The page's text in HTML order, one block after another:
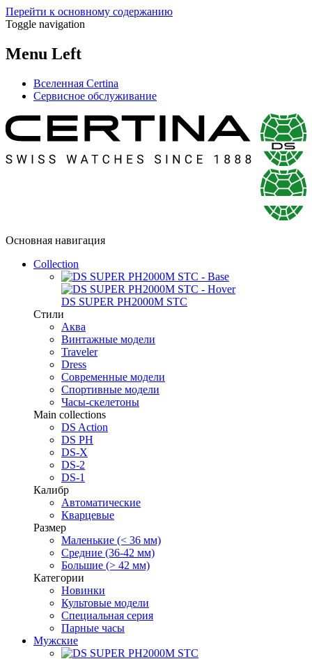
Перейти к основному содержанию
Toggle navigation
Menu Left
Вселенная Certina
Сервисное обслуживание
Основная навигация
Collection
DS SUPER PH2000M STC
Стили
Аква
Винтажные модели
Traveler
Dress
Современные модели
Спортивные модели
Часы-скелетоны
Main collections
DS Action
DS PH
DS-X
DS-2
DS-1
Калибр
Автоматические
Кварцевые
Размер
Маленькие (< 36 мм)
Средние (36-42 мм)
Большие (> 42 мм)
Категории
Новинки
Культовые модели
Специальная серия
Парные часы
Мужские